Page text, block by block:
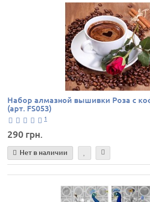
Набор алмазной вышивки Роза с
(арт. FS053)
1
290 грн.
Нет в наличии